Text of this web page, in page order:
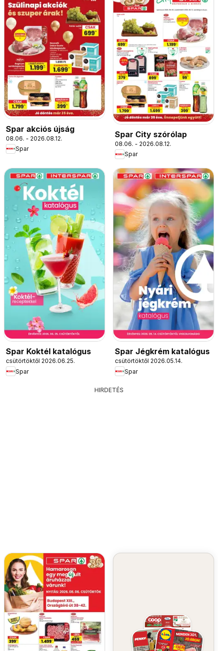
Spar akciós újság
08.06. - 2026.08.12.
Spar
Spar City szórólap
08.06. - 2026.08.12.
Spar
Spar Koktél katalógus
csütörtöktől 2026.06.25.
Spar
Spar Jégkrém katalógus
csütörtöktől 2026.05.14.
Spar
HIRDETÉS